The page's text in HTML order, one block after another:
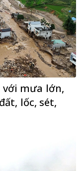
với mưa lớn,
lốc, sét,